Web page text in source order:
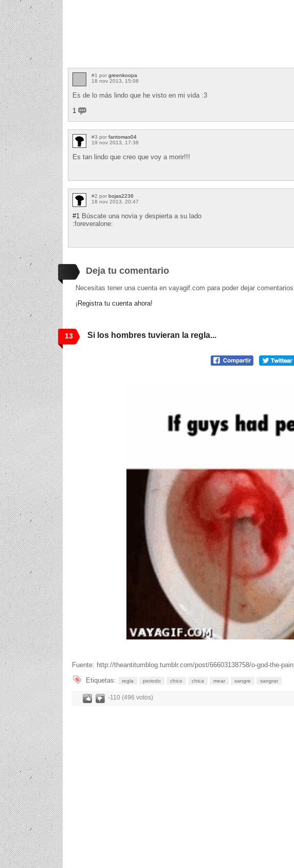
#1 por greenkoopa
18 nov 2013, 15:08
Es de lo más lindo que he visto en mi vida :3
1
#3 por fantomas04
19 nov 2013, 17:38
Es tan lindo que creo que voy a morir!!!
#2 por bojas2236
18 nov 2013, 20:47
#1 Búscate una novia y despierta a su lado
:foreveralone:
Deja tu comentario
Necesitas tener una cuenta en vayagif.com para poder dejar comentarios.
¡Registra tu cuenta ahora!
13 Si los hombres tuvieran la regla...
Fuente: http://theantitumblog.tumblr.com/post/66603138758/o-god-the-pain
Etiquetas:
regla periodo chico chica mear sangre sangrar
-110 (496 votos)